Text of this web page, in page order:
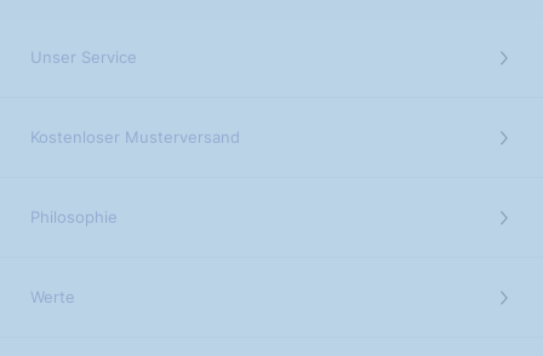
Unser Service
Kostenloser Musterversand
Philosophie
Werte